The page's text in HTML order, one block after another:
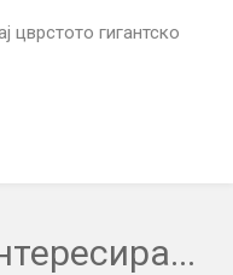
цврстото гигантско